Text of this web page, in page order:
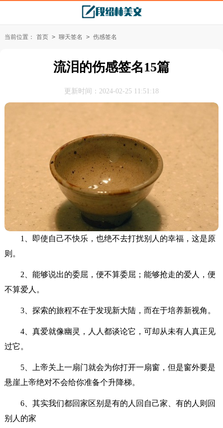
当前位置： 首页 > 聊天签名 > 伤感签名
流泪的伤感签名15篇
更新时间：2024-02-25 11:51:18
1、即使自己不快乐，也绝不去打扰别人的幸福，这是原
则。
2、能够说出的委屈，便不算委屈；能够抢走的爱人，便
不算爱人。
3、探索的旅程不在于发现新大陆，而在于培养新视角。
4、真爱就像幽灵，人人都谈论它，可却从未有人真正见
过它。
5、上帝关上一扇门就会为你打开一扇窗，但是窗外要是
悬崖上帝绝对不会给你准备个升降梯。
6、其实我们都回家区别是有的人回自己家、有的人则回
别人的家